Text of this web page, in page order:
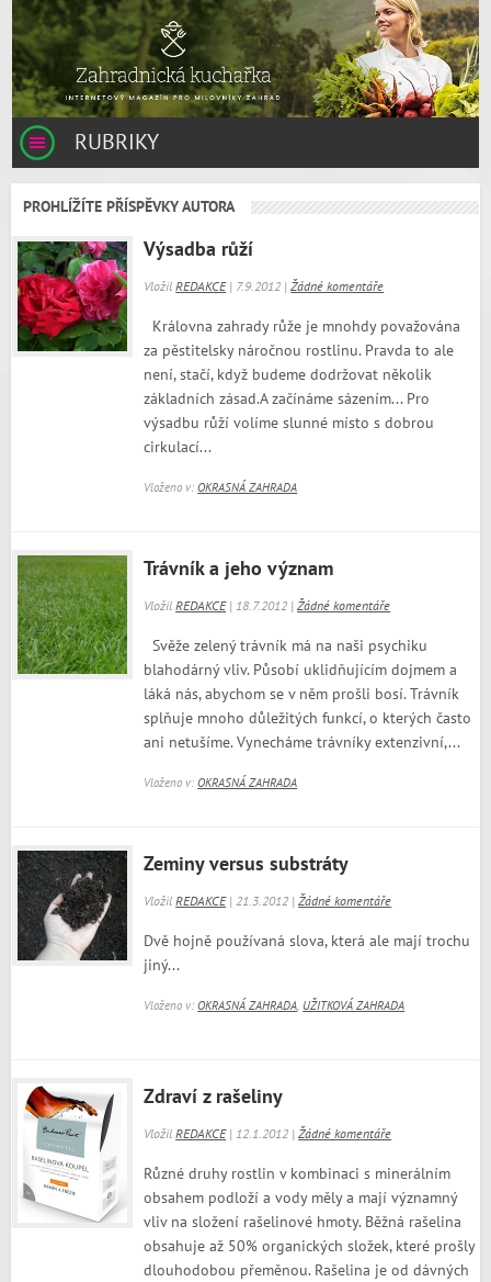
RUBRIKY
PROHLÍŽÍTE PŘÍSPĚVKY AUTORA
Výsadba růží
VložilREDAKCE| 7.9.2012 |Žádné komentáře
Královna zahrady růže je mnohdy považována
za pěstitelsky náročnou rostlinu. Pravda to ale
není, stačí, když budeme dodržovat několik
základních zásad.A začínáme sázením... Pro
výsadbu růží volíme slunné místo s dobrou
cirkulací...
Vloženo v:OKRASNÁ ZAHRADA
Trávník a jeho význam
VložilREDAKCE| 18.7.2012 |Žádné komentáře
Svěže zelený trávník má na naši psychiku
blahodárný vliv. Působí uklidňujícím dojmem a
láká nás, abychom se v něm prošli bosí. Trávník
splňuje mnoho důležitých funkcí, o kterých často
ani netušíme. Vynecháme trávníky extenzivní,...
Vloženo v:OKRASNÁ ZAHRADA
Zeminy versus substráty
VložilREDAKCE| 21.3.2012 |Žádné komentáře
Dvě hojně používaná slova, která ale mají trochu
jiný...
Vloženo v:OKRASNÁ ZAHRADA UŽITKOVÁ ZAHRADA
Zdraví z rašeliny
VložilREDAKCE| 12.1.2012 |Žádné komentáře
Různé druhy rostlin v kombinaci s minerálním
obsahem podloží a vody měly a mají významný
vliv na složení rašelinové hmoty. Běžná rašelina
obsahuje až 50% organických složek, které prošly
dlouhodobou přeměnou. Rašelina je od dávných